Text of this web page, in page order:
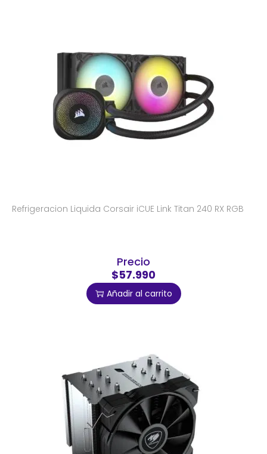
Refrigeracion Liquida Corsair iCUE Link Titan 240 RX RGB
Precio
$57.990
Añadir al carrito